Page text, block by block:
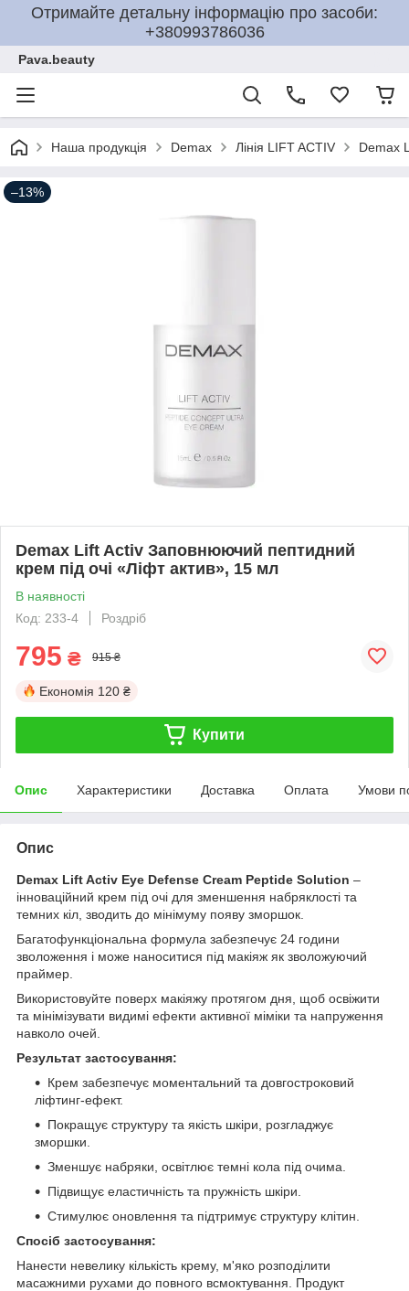
Отримайте детальну інформацію про засоби:
+380993786036
Pava.beauty
Наша продукція Demax Лінія LIFT ACTIV Demax
–13%
Demax Lift Activ Заповнюючий пептидний
крем під очі «Ліфт актив», 15 мл
В наявності
Код: 233-4
Роздріб
795 ₴ 915 ₴
Економія 120 ₴
Купити
Опис Характеристики Доставка Оплата Умови
Опис
Demax Lift Activ Eye Defense Cream Peptide Solution –
інноваційний крем під очі для зменшення набряклості та
темних кіл, зводить до мінімуму появу зморшок.
Багатофункціональна формула забезпечує 24 години
зволоження і може наноситися під макіяж як зволожуючий
праймер.
Використовуйте поверх макіяжу протягом дня, щоб освіжити
та мінімізувати видимі ефекти активної міміки та напруження
навколо очей.
Результат застосування:
Крем забезпечує моментальний та довгостроковий
ліфтинг-ефект.
Покращує структуру та якість шкіри, розгладжує
зморшки.
Зменшує набряки, освітлює темні кола під очима.
Підвищує еластичність та пружність шкіри.
Стимулює оновлення та підтримує структуру клітин.
Спосіб застосування:
Нанести невелику кількість крему, м'яко розподілити
масажними рухами до повного всмоктування. Продукт